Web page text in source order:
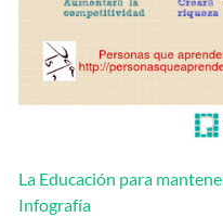
La Educación para
Infografía